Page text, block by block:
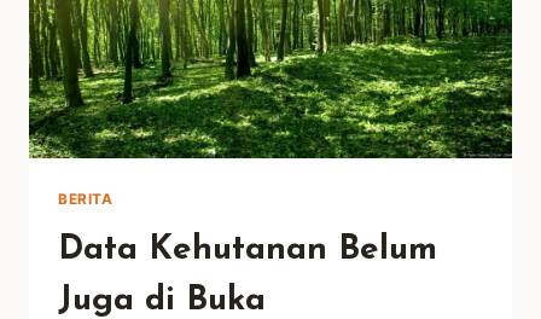
BERITA
Data Kehutanan Belum
Juga di Buka